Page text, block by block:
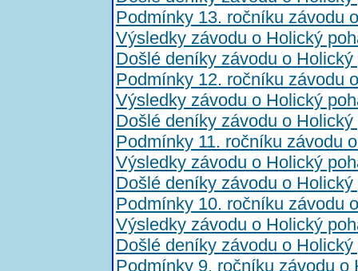
Podmínky 13. ročníku závodu
Výsledky závodu o Holický
Došlé deníky závodu o Holický
Podmínky 12. ročníku závodu
Výsledky závodu o Holický
Došlé deníky závodu o Holický
Podmínky 11. ročníku závodu
Výsledky závodu o Holický
Došlé deníky závodu o Holický
Podmínky 10. ročníku závodu
Výsledky závodu o Holický
Došlé deníky závodu o Holický
Podmínky 9. ročníku závodu o